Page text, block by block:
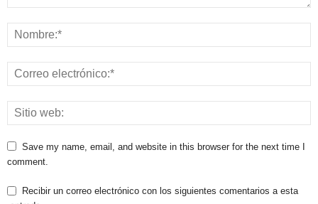
Save my name, email, and website in this browser for the next time I
comment.
Recibir un correo electrónico con los siguientes comentarios a esta